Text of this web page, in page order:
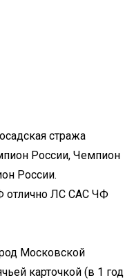
стража
России, Чемпион
России.
отлично ЛС САС ЧФ
Московской
карточкой (в 1 год